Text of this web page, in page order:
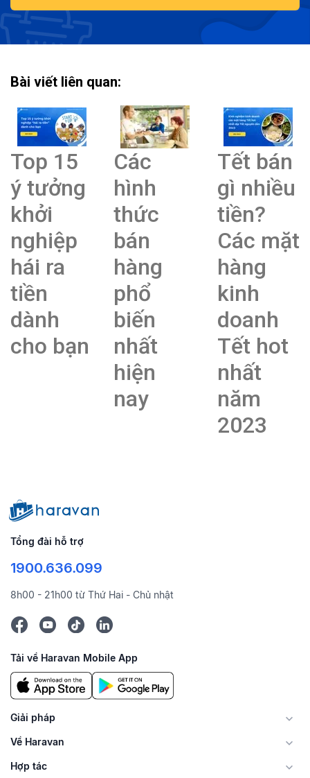
Bài viết liên quan:
Top 15
ý tưởng
khởi
nghiệp
hái ra
tiền
dành
cho bạn
Các
hình
thức
bán
hàng
phổ
biến
nhất
hiện
nay
Tết bán
gì nhiều
tiền?
Các mặt
hàng
kinh
doanh
Tết hot
nhất
năm
2023
Tổng đài hỗ trợ
1900.636.099
8h00 - 21h00 từ Thứ Hai - Chủ nhật
Tải về Haravan Mobile App
Giải pháp
Về Haravan
Hợp tác